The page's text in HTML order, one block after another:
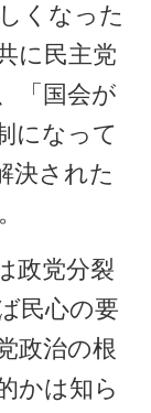
くなった
に民主党
「国会が
になって
決された
政党分裂
民心の要
政治の根
かは知ら